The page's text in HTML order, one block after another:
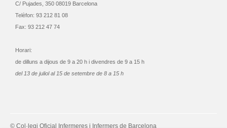
C/ Pujades, 350 08019 Barcelona
Telèfon: 93 212 81 08
Fax: 93 212 47 74
Horari:
de dilluns a dijous de 9 a 20 h i divendres de 9 a 15 h
del 13 de juliol al 15 de setembre de 8 a 15 h
© Col·legi Oficial Infermeres i Infermers de Barcelona